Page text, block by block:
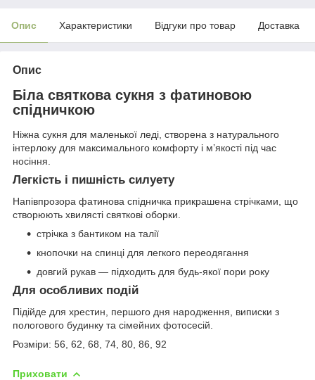
Опис Характеристики Відгуки про товар Доставка
Опис
Біла святкова сукня з фатиновою
спідничкою
Ніжна сукня для маленької леді, створена з натурального
інтерлоку для максимального комфорту і м’якості під час
носіння.
Легкість і пишність силуету
Напівпрозора фатинова спідничка прикрашена стрічками, що
створюють хвилясті святкові оборки.
стрічка з бантиком на талії
кнопочки на спинці для легкого переодягання
довгий рукав — підходить для будь-якої пори року
Для особливих подій
Підійде для хрестин, першого дня народження, виписки з
пологового будинку та сімейних фотосесій.
Розміри: 56, 62, 68, 74, 80, 86, 92
Приховати